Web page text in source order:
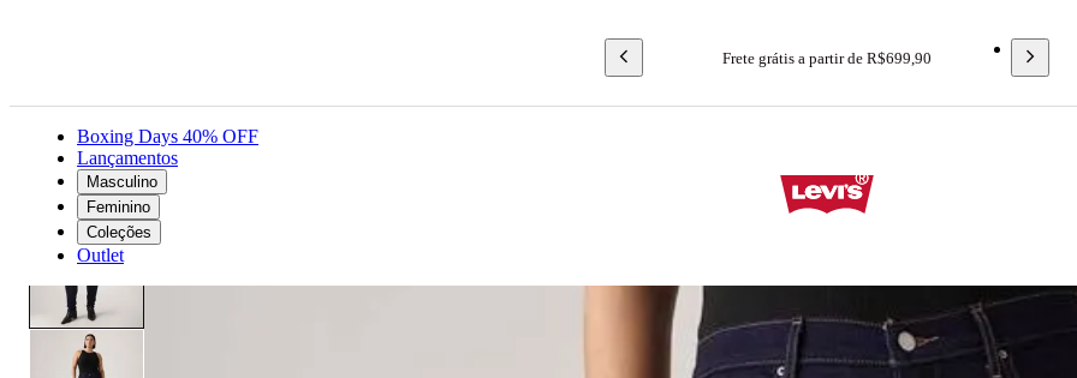
Frete grátis a partir de R$699,90
Boxing Days 40% OFF
Lançamentos
Masculino
Feminino
Coleções
Outlet
Feminino